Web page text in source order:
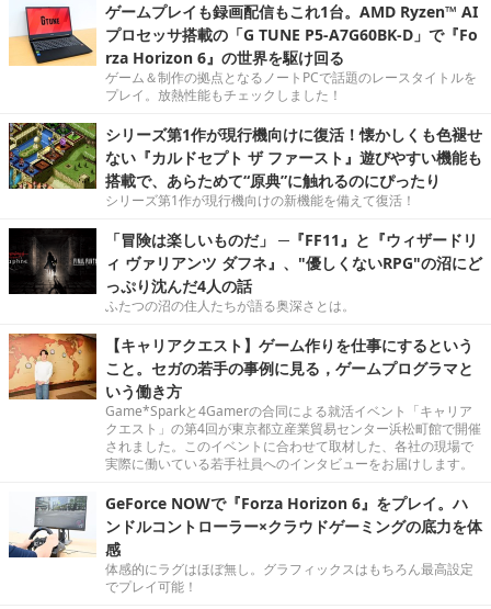
ゲームプレイも録画配信もこれ1台。AMD Ryzen™ AI
プロセッサ搭載の「G TUNE P5-A7G60BK-D」で『Fo
rza Horizon 6』の世界を駆け回る
ゲーム＆制作の拠点となるノートPCで話題のレースタイトルを
プレイ。放熱性能もチェックしました！
シリーズ第1作が現行機向けに復活！懐かしくも色褪せ
ない『カルドセプト ザ ファースト』遊びやすい機能も
搭載で、あらためて“原典”に触れるのにぴったり
シリーズ第1作が現行機向けの新機能を備えて復活！
「冒険は楽しいものだ」 ─『FF11』と『ウィザードリ
ィ ヴァリアンツ ダフネ』、"優しくないRPG"の沼にど
っぷり沈んだ4人の話
ふたつの沼の住人たちが語る奥深さとは。
【キャリアクエスト】ゲーム作りを仕事にするという
こと。セガの若手の事例に見る，ゲームプログラマと
いう働き方
Game*Sparkと4Gamerの合同による就活イベント「キャリア
クエスト」の第4回が東京都立産業貿易センター浜松町館で開催
されました。このイベントに合わせて取材した、各社の現場で
実際に働いている若手社員へのインタビューをお届けします。
GeForce NOWで『Forza Horizon 6』をプレイ。ハ
ンドルコントローラー×クラウドゲーミングの底力を体
感
体感的にラグはほぼ無し。グラフィックスはもちろん最高設定
でプレイ可能！